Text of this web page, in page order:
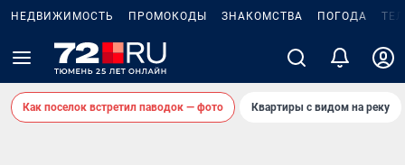
НЕДВИЖИМОСТЬ ПРОМОКОДЫ ЗНАКОМСТВА ПОГОДА
Как поселок встретил паводок — фото Квартиры с видом на реку